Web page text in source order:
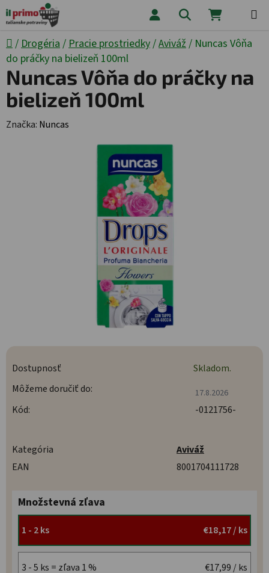
Prejsť na obsah Hľadať
Domov
/ Drogéria / Pracie prostriedky/Aviváž / Nuncas Vôňa
do práčky na bielizeň 100ml
Dostupnosť
Skladom.
Môžeme doručiť do:
17.8.2026
Kód: -0121756-
Kategória
Aviváž
EAN
8001704111728
Množstevná zľava
1 - 2 ks €18,17/ ks
3 - 5 ks = zľava 1 % €17,99 / ks
Nuncas Vôňa do práčky na
bielizeň 100ml
Značka: Nuncas